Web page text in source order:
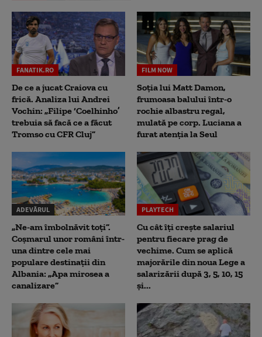
FANATIK.RO
De ce a jucat Craiova cu
frică. Analiza lui Andrei
Vochin: „Filipe ‘Coelhinho’
trebuia să facă ce a făcut
Tromso cu CFR Cluj”
FILM NOW
Soția lui Matt Damon,
frumoasa balului într-o
rochie albastru regal,
mulată pe corp. Luciana a
furat atenția la Seul
ADEVĂRUL
„Ne-am îmbolnăvit toți”.
Coșmarul unor români într-
una dintre cele mai
populare destinații din
Albania: „Apa mirosea a
canalizare”
PLAYTECH
Cu cât îți crește salariul
pentru fiecare prag de
vechime. Cum se aplică
majorările din noua Lege a
salarizării după 3, 5, 10, 15
și...